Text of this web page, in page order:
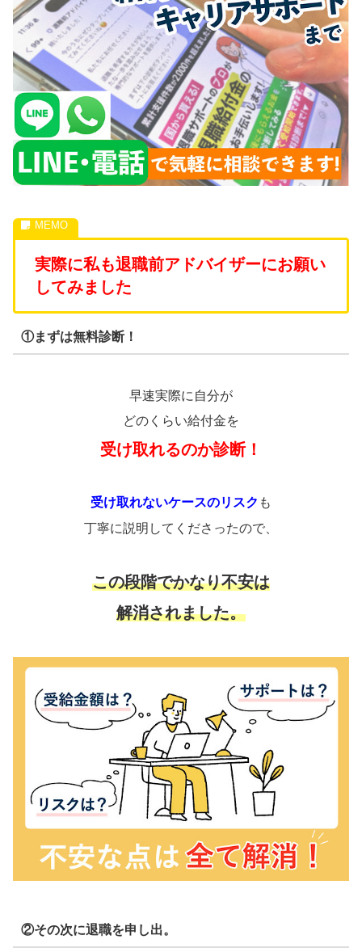
実際に私も退職前アドバイザーにお願い
してみました
①まずは無料診断！
早速実際に自分が
どのくらい給付金を
受け取れるのか診断！
受け取れないケースのリスク も
丁寧に説明してくださったので、
この段階でかなり不安は
解消されました。
②その次に退職を申し出。